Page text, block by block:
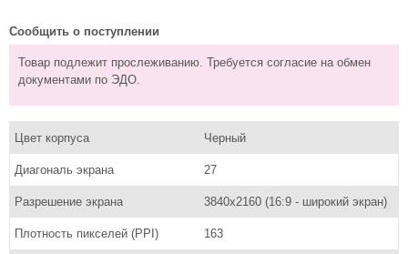
Сообщить о поступлении
Товар подлежит прослеживанию. Требуется согласие на обмен
документами по ЭДО.
Цвет корпуса Черный
Диагональ экрана 27
Разрешение экрана 3840x2160 (16:9 - широкий экран)
Плотность пикселей (PPI) 163